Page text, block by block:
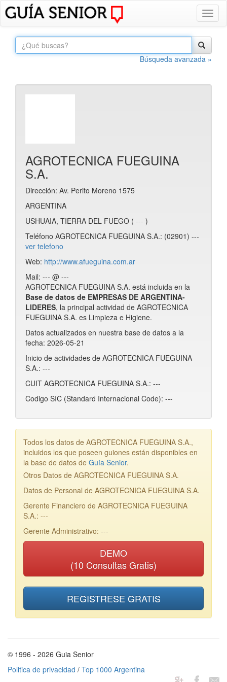
Búsqueda avanzada »
AGROTECNICA FUEGUINA
S.A.
Dirección: Av. Perito Moreno 1575
ARGENTINA
USHUAIA, TIERRA DEL FUEGO ( --- )
Teléfono AGROTECNICA FUEGUINA S.A.: (02901) ---
ver telefono
Web: http://www.afueguina.com.ar
Mail: --- @ ---
AGROTECNICA FUEGUINA S.A. está incluida en la
Base de datos de EMPRESAS DE ARGENTINA-
LIDERES, la principal actividad de AGROTECNICA
FUEGUINA S.A. es Limpieza e Higiene.
Datos actualizados en nuestra base de datos a la
fecha: 2026-05-21
Inicio de actividades de AGROTECNICA FUEGUINA
S.A.: ---
CUIT AGROTECNICA FUEGUINA S.A.: ---
Codigo SIC (Standard Internacional Code): ---
Todos los datos de AGROTECNICA FUEGUINA S.A.,
incluidos los que poseen guiones están disponibles en
la base de datos de Guía Senior.
Otros Datos de AGROTECNICA FUEGUINA S.A.
Datos de Personal de AGROTECNICA FUEGUINA S.A.
Gerente Financiero de AGROTECNICA FUEGUINA
S.A.: ---
Gerente Administrativo: ---
DEMO
(10 Consultas Gratis)
REGISTRESE GRATIS
© 1996 - 2026 Guia Senior
Politica de privacidad / Top 1000 Argentina